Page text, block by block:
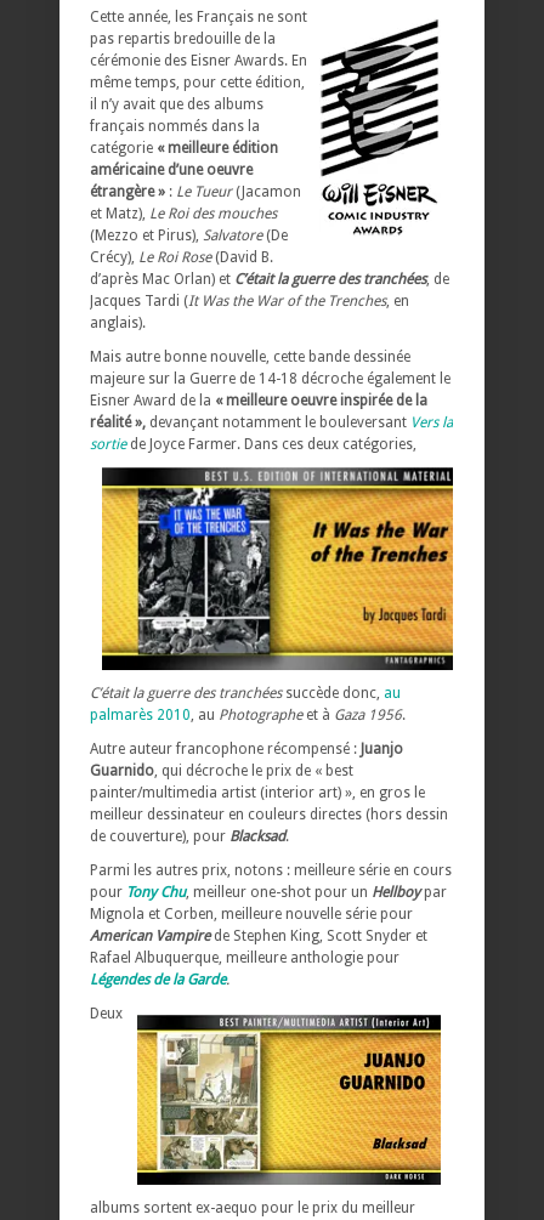
Cette année, les Français ne sont
pas repartis bredouille de la
cérémonie des Eisner Awards. En
même temps, pour cette édition,
il n’y avait que des albums
français nommés dans la
catégorie « meilleure édition
américaine d’une oeuvre
étrangère » : Le Tueur(Jacamon
et Matz), Le Roi des mouches
(Mezzo et Pirus), Salvatore(De
Crécy), Le Roi Rose(David B.
d’après Mac Orlan) et C’était la guerre des tranchées, de
Jacques Tardi (It Was the War of the Trenches, en
anglais).
Mais autre bonne nouvelle, cette bande dessinée
majeure sur la Guerre de 14-18 décroche également le
Eisner Award de la « meilleure oeuvre inspirée de la
réalité », devançant notamment le bouleversant Vers la
sortiede Joyce Farmer. Dans ces deux catégories,
C’était la guerre des tranchéessuccède donc, au
palmarès 2010, au Photographeet à Gaza 1956.
Autre auteur francophone récompensé : Juanjo
Guarnido, qui décroche le prix de « best
painter/multimedia artist (interior art) », en gros le
meilleur dessinateur en couleurs directes (hors dessin
de couverture), pour Blacksad.
Parmi les autres prix, notons : meilleure série en cours
pour Tony Chu, meilleur one-shot pour un Hellboypar
Mignola et Corben, meilleure nouvelle série pour
American Vampirede Stephen King, Scott Snyder et
Rafael Albuquerque, meilleure anthologie pour
Légendes de la Garde.
Deux
albums sortent ex-aequo pour le prix du meilleur